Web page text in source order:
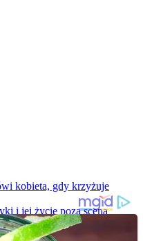
kobieta, gdy krzyżuje
i jej życie poza sceną
Tatuażu I Jego